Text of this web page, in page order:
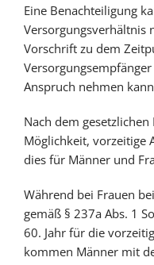
Eine Benachteiligung
Versorgungsverhältnis
Vorschrift zu dem
Anspruch nehmen
Nach dem
Möglichkeit, vorzeitige
dies für Männer und
Während bei Frauen
gemäß § 237a Abs. 1
60. Jahr für die
kommen Männer mit